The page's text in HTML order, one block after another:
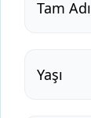
Tam Adı
Yaşı